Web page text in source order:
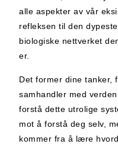
alle aspekter av vår
refleksen til den
biologiske nettverket
er.
Det former dine tanker,
samhandler med
forstå dette utrolige
mot å forstå deg selv,
kommer fra å lære